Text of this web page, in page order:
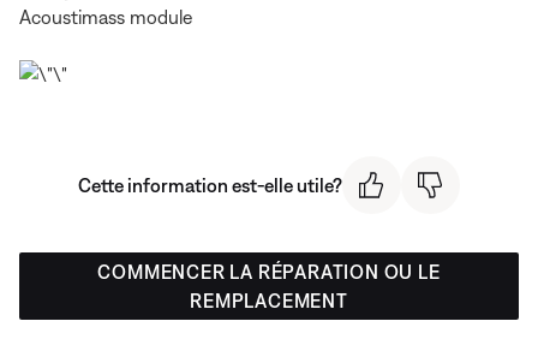
Acoustimass module
Cette information est-elle utile?
COMMENCER LA RÉPARATION OU LE
REMPLACEMENT